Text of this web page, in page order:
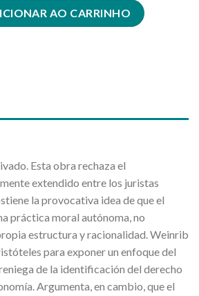
quantidade
AO CARRINHO
Esta obra rechaza el
extendido entre los juristas
la provocativa idea de que el
práctica moral autónoma, no
estructura y racionalidad. Weinrib
para exponer un enfoque del
de la identificación del derecho
Argumenta, en cambio, que el